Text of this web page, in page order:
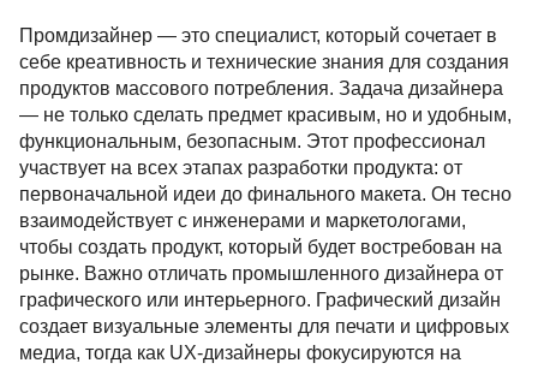
Промдизайнер — это специалист, который сочетает в
себе креативность и технические знания для создания
продуктов массового потребления. Задача дизайнера
— не только сделать предмет красивым, но и удобным,
функциональным, безопасным. Этот профессионал
участвует на всех этапах разработки продукта: от
первоначальной идеи до финального макета. Он тесно
взаимодействует с инженерами и маркетологами,
чтобы создать продукт, который будет востребован на
рынке. Важно отличать промышленного дизайнера от
графического или интерьерного. Графический дизайн
создает визуальные элементы для печати и цифровых
медиа, тогда как UX-дизайнеры фокусируются на